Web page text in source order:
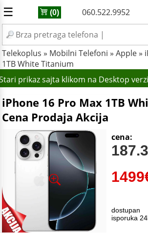
☰ (0) 060.522.9952
Telekoplus » Mobilni Telefoni » Apple»
1TB White Titanium
prikaz sajta klikom na Desktop
iPhone 16 Pro Max 1TB
Cena Prodaja Akcija
1499
cena:
dostupan
isporuka